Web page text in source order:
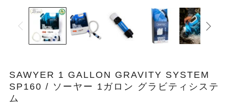
SAWYER 1 GALLON GRAVITY SYSTEM
SP160 / ソーヤー 1ガロン グラビティシステ
ム